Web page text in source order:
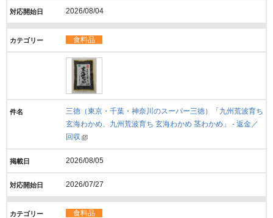
2026/08/04
食料品
三徳（東京・千葉・神奈川のスーパー三徳）「九州荒波育ち
玄海わかめ、九州荒波育ち 玄海わかめ 茎わかめ」 - 返金／
回収
2026/08/05
2026/07/27
食料品